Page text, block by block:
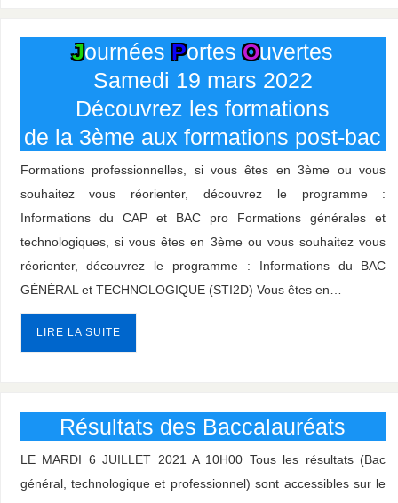
JournéesPortesOuvertes
Samedi 19 mars 2022
Découvrez les formations
de la 3ème aux formations post-bac
Formations professionnelles, si vous êtes en 3ème ou vous
souhaitez vous réorienter, découvrez le programme :
Informations du CAP et BAC pro Formations générales et
technologiques, si vous êtes en 3ème ou vous souhaitez vous
réorienter, découvrez le programme : Informations du BAC
GÉNÉRAL et TECHNOLOGIQUE (STI2D) Vous êtes en…
LIRE LA SUITE
Résultats des Baccalauréats
LE MARDI 6 JUILLET 2021 A 10H00 Tous les résultats (Bac
général, technologique et professionnel) sont accessibles sur le